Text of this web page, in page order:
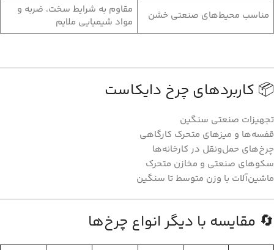
مناسب محیط‌های صنعتی خشن
مقاوم به شرایط سخت، ضربه و
مواد شیمیایی ملایم
📦 کاربردهای چرخ دایکاست
تجهیزات صنعتی سنگین
قفسه‌ها و میزهای متحرک کارگاهی
چرخ‌های حمل‌ونقل در کارخانه‌ها
سکوهای صنعتی و مخازن متحرک
ماشین‌آلات با وزن متوسط تا سنگین
🔄 مقایسه با دیگر انواع چرخ‌ها